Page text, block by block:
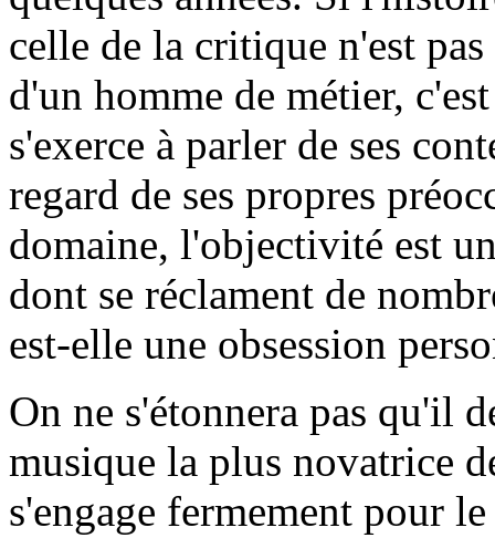
celle de la critique n'est
d'un homme de métier,
s'exerce à parler de ses
regard de ses propres
domaine, l'objectivité est
dont se réclament de
est-elle une obsession
On ne s'étonnera pas qu'il
musique la plus novatrice
s'engage fermement pour